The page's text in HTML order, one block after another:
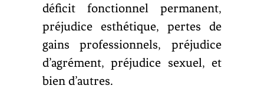
déficit fonctionnel permanent,
préjudice esthétique, pertes de
gains professionnels, préjudice
d’agrément, préjudice sexuel, et
bien d’autres.